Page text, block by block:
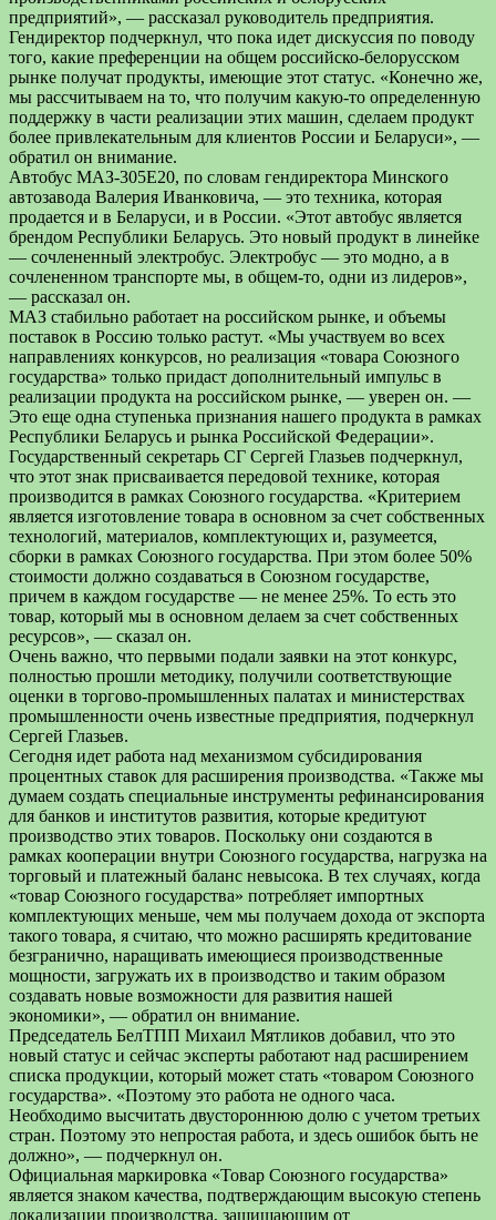
предприятий», — рассказал руководитель предприятия.
Гендиректор подчеркнул, что пока идет дискуссия по поводу
того, какие преференции на общем российско-белорусском
рынке получат продукты, имеющие этот статус. «Конечно же,
мы рассчитываем на то, что получим какую-то определенную
поддержку в части реализации этих машин, сделаем продукт
более привлекательным для клиентов России и Беларуси», —
обратил он внимание.
Автобус МАЗ-305Е20, по словам гендиректора Минского
автозавода Валерия Иванковича, — это техника, которая
продается и в Беларуси, и в России. «Этот автобус является
брендом Республики Беларусь. Это новый продукт в линейке
— сочлененный электробус. Электробус — это модно, а в
сочлененном транспорте мы, в общем-то, одни из лидеров»,
— рассказал он.
МАЗ стабильно работает на российском рынке, и объемы
поставок в Россию только растут. «Мы участвуем во всех
направлениях конкурсов, но реализация «товара Союзного
государства» только придаст дополнительный импульс в
реализации продукта на российском рынке, — уверен он. —
Это еще одна ступенька признания нашего продукта в рамках
Республики Беларусь и рынка Российской Федерации».
Государственный секретарь СГ Сергей Глазьев подчеркнул,
что этот знак присваивается передовой технике, которая
производится в рамках Союзного государства. «Критерием
является изготовление товара в основном за счет собственных
технологий, материалов, комплектующих и, разумеется,
сборки в рамках Союзного государства. При этом более 50%
стоимости должно создаваться в Союзном государстве,
причем в каждом государстве — не менее 25%. То есть это
товар, который мы в основном делаем за счет собственных
ресурсов», — сказал он.
Очень важно, что первыми подали заявки на этот конкурс,
полностью прошли методику, получили соответствующие
оценки в торгово-промышленных палатах и министерствах
промышленности очень известные предприятия, подчеркнул
Сергей Глазьев.
Сегодня идет работа над механизмом субсидирования
процентных ставок для расширения производства. «Также мы
думаем создать специальные инструменты рефинансирования
для банков и институтов развития, которые кредитуют
производство этих товаров. Поскольку они создаются в
рамках кооперации внутри Союзного государства, нагрузка на
торговый и платежный баланс невысока. В тех случаях, когда
«товар Союзного государства» потребляет импортных
комплектующих меньше, чем мы получаем дохода от экспорта
такого товара, я считаю, что можно расширять кредитование
безгранично, наращивать имеющиеся производственные
мощности, загружать их в производство и таким образом
создавать новые возможности для развития нашей
экономики», — обратил он внимание.
Председатель БелТПП Михаил Мятликов добавил, что это
новый статус и сейчас эксперты работают над расширением
списка продукции, который может стать «товаром Союзного
государства». «Поэтому это работа не одного часа.
Необходимо высчитать двустороннюю долю с учетом третьих
стран. Поэтому это непростая работа, и здесь ошибок быть не
должно», — подчеркнул он.
Официальная маркировка «Товар Союзного государства»
является знаком качества, подтверждающим высокую степень
локализации производства, защищающим от